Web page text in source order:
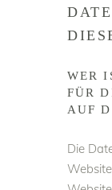
WER
FÜR
AUF
Die